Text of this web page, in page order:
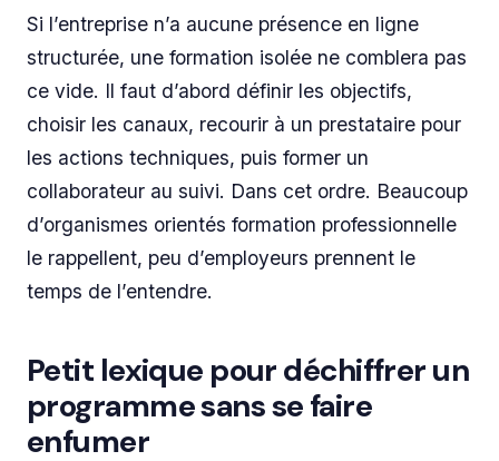
Si l’entreprise n’a aucune présence en ligne
structurée, une formation isolée ne comblera pas
ce vide. Il faut d’abord définir les objectifs,
choisir les canaux, recourir à un prestataire pour
les actions techniques, puis former un
collaborateur au suivi. Dans cet ordre. Beaucoup
d’organismes orientés formation professionnelle
le rappellent, peu d’employeurs prennent le
temps de l’entendre.
Petit lexique pour déchiffrer un
programme sans se faire
enfumer